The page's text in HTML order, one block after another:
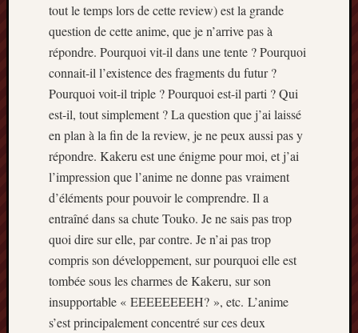
tout le temps lors de cette review) est la grande
question de cette anime, que je n’arrive pas à
répondre. Pourquoi vit-il dans une tente ? Pourquoi
connait-il l’existence des fragments du futur ?
Pourquoi voit-il triple ? Pourquoi est-il parti ? Qui
est-il, tout simplement ? La question que j’ai laissé
en plan à la fin de la review, je ne peux aussi pas y
répondre. Kakeru est une énigme pour moi, et j’ai
l’impression que l’anime ne donne pas vraiment
d’éléments pour pouvoir le comprendre. Il a
entraîné dans sa chute Touko. Je ne sais pas trop
quoi dire sur elle, par contre. Je n’ai pas trop
compris son développement, sur pourquoi elle est
tombée sous les charmes de Kakeru, sur son
insupportable « EEEEEEEEH? », etc. L’anime
s’est principalement concentré sur ces deux